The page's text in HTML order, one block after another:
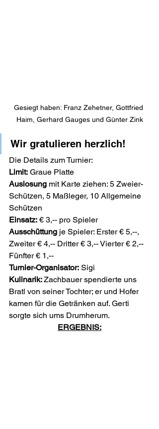
Gesiegt haben: Franz Zehetner, Gottfried
Haim, Gerhard Gauges und Günter Zink
Wir gratulieren herzlich!
Die Details zum Turnier:
Limit: Graue Platte
Auslosung mit Karte ziehen: 5 Zweier-
Schützen, 5 Maßleger, 10 Allgemeine
Schützen
Einsatz: € 3,-- pro Spieler
Ausschüttung je Spieler: Erster € 5,--,
Zweiter € 4,-- Dritter € 3,-- Vierter € 2,--
Fünfter € 1,--
Turnier-Organisator: Sigi
Kulinarik: Zachbauer spendierte uns
Bratl von seiner Tochter; er und Hofer
kamen für die Getränken auf. Gerti
sorgte sich ums Drumherum.
ERGEBNIS: